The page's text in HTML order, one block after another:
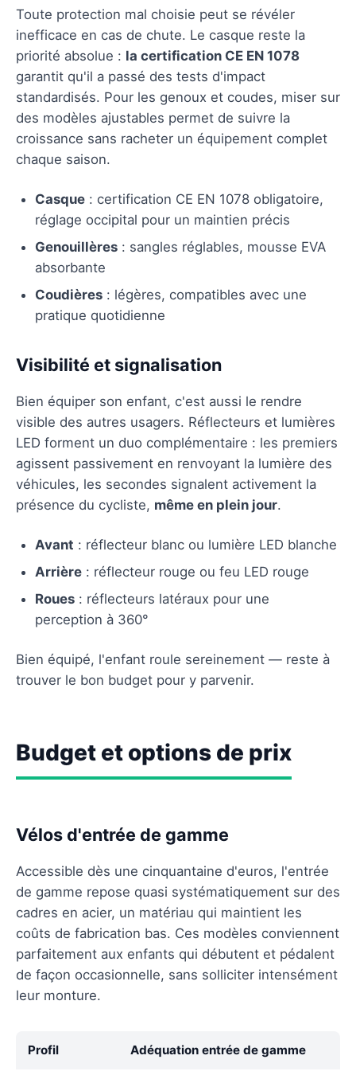
Toute protection mal choisie peut se révéler
inefficace en cas de chute. Le casque reste la
priorité absolue : la certification CE EN 1078
garantit qu'il a passé des tests d'impact
standardisés. Pour les genoux et coudes, miser sur
des modèles ajustables permet de suivre la
croissance sans racheter un équipement complet
chaque saison.
Casque : certification CE EN 1078 obligatoire,
réglage occipital pour un maintien précis
Genouillères : sangles réglables, mousse EVA
absorbante
Coudières : légères, compatibles avec une
pratique quotidienne
Visibilité et signalisation
Bien équiper son enfant, c'est aussi le rendre
visible des autres usagers. Réflecteurs et lumières
LED forment un duo complémentaire : les premiers
agissent passivement en renvoyant la lumière des
véhicules, les secondes signalent activement la
présence du cycliste, même en plein jour.
Avant : réflecteur blanc ou lumière LED blanche
Arrière : réflecteur rouge ou feu LED rouge
Roues : réflecteurs latéraux pour une
perception à 360°
Bien équipé, l'enfant roule sereinement — reste à
trouver le bon budget pour y parvenir.
Budget et options de prix
Vélos d'entrée de gamme
Accessible dès une cinquantaine d'euros, l'entrée
de gamme repose quasi systématiquement sur des
cadres en acier, un matériau qui maintient les
coûts de fabrication bas. Ces modèles conviennent
parfaitement aux enfants qui débutent et pédalent
de façon occasionnelle, sans solliciter intensément
leur monture.
Profil Adéquation entrée de gamme